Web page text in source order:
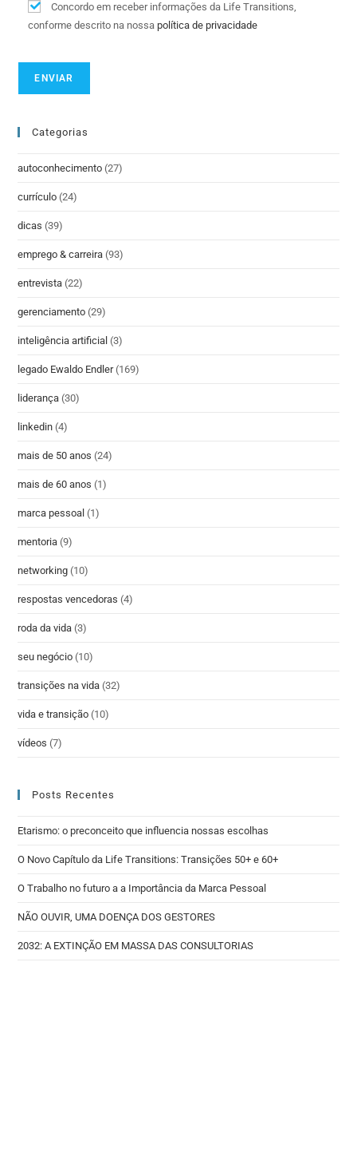
Concordo em receber informações da Life Transitions,
conforme descrito na nossa política de privacidade
Categorias
autoconhecimento (27)
currículo (24)
dicas (39)
emprego & carreira (93)
entrevista (22)
gerenciamento (29)
inteligência artificial (3)
legado Ewaldo Endler (169)
liderança (30)
linkedin (4)
mais de 50 anos (24)
mais de 60 anos (1)
marca pessoal (1)
mentoria (9)
networking (10)
respostas vencedoras (4)
roda da vida (3)
seu negócio (10)
transições na vida (32)
vida e transição (10)
vídeos (7)
Posts Recentes
Etarismo: o preconceito que influencia nossas escolhas
O Novo Capítulo da Life Transitions: Transições 50+ e 60+
O Trabalho no futuro a a Importância da Marca Pessoal
NÃO OUVIR, UMA DOENÇA DOS GESTORES
2032: A EXTINÇÃO EM MASSA DAS CONSULTORIAS